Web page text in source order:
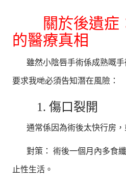
關於後遺症
的醫療真相
雖然小陰唇手術係成熟嘅
要求我哋必須告知潛在風險：
1. 傷口裂開
通常係因為術後太快行房
對策： 術後一個月內多食
止性生活。